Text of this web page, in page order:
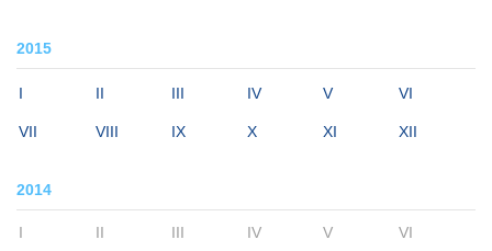
2015
I II III IV V VI
VII VIII IX X XI XII
2014
I II III IV V VI